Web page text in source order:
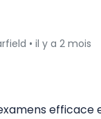
• il y a 2 mois
efficace